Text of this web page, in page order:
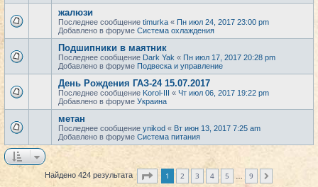
жалюзи
Последнее сообщение timurka « Пн июл 24, 2017 23:00 pm
Добавлено в форуме Система охлаждения
Подшипники в маятник
Последнее сообщение Dark Yak « Пн июл 17, 2017 20:28 pm
Добавлено в форуме Подвеска и управление
День Рождения ГАЗ-24 15.07.2017
Последнее сообщение Korol-III « Чт июл 06, 2017 19:22 pm
Добавлено в форуме Украина
метан
Последнее сообщение ynikod « Вт июн 13, 2017 7:25 am
Добавлено в форуме Система питания
Найдено 424 результата Страница из
1 2 3 4 5 9